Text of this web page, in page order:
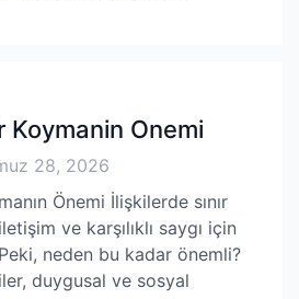
Koymanin Onemi
28, 2026
Önemi İlişkilerde sınır
ve karşılıklı saygı için
neden bu kadar önemli?
duygusal ve sosyal